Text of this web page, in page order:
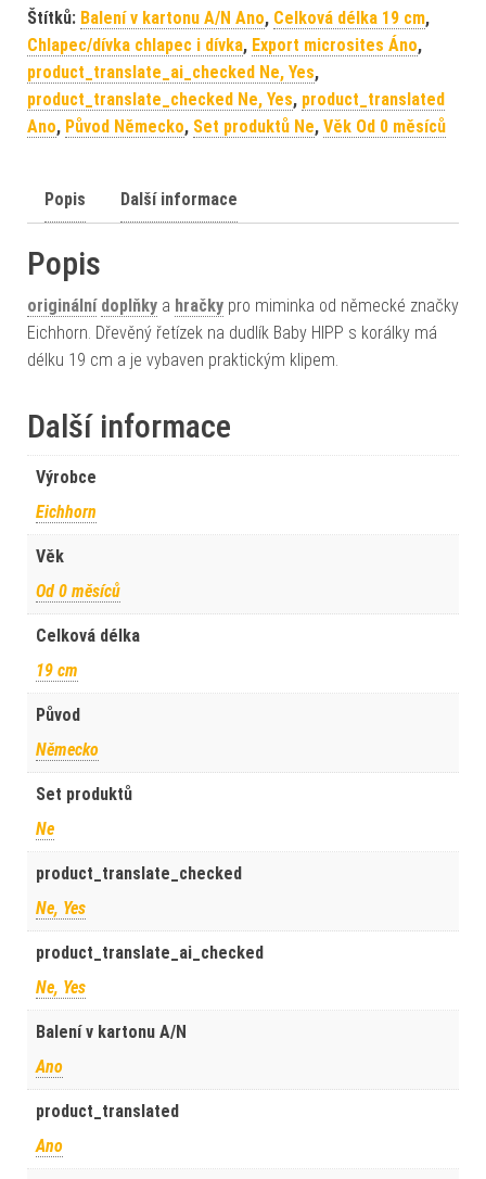
Štítků: Balení v kartonu A/N Ano, Celková délka 19 cm,
Chlapec/dívka chlapec i dívka, Export microsites Áno,
product_translate_ai_checked Ne, Yes,
product_translate_checked Ne, Yes, product_translated
Ano, Původ Německo, Set produktů Ne, Věk Od 0 měsíců
Popis Další informace
Popis
originální doplňky a hračky pro miminka od německé značky
Eichhorn. Dřevěný řetízek na dudlík Baby HIPP s korálky má
délku 19 cm a je vybaven praktickým klipem.
Další informace
Výrobce
Eichhorn
Věk
Od 0 měsíců
Celková délka
19 cm
Původ
Německo
Set produktů
Ne
product_translate_checked
Ne, Yes
product_translate_ai_checked
Ne, Yes
Balení v kartonu A/N
Ano
product_translated
Ano